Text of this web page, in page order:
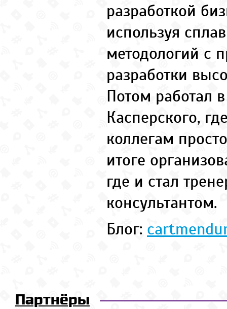
разработкой
используя
методологий с
разработки
Потом работал
Касперского,
коллегам
итоге
где и стал
консультантом.
Блог:
Партнёры